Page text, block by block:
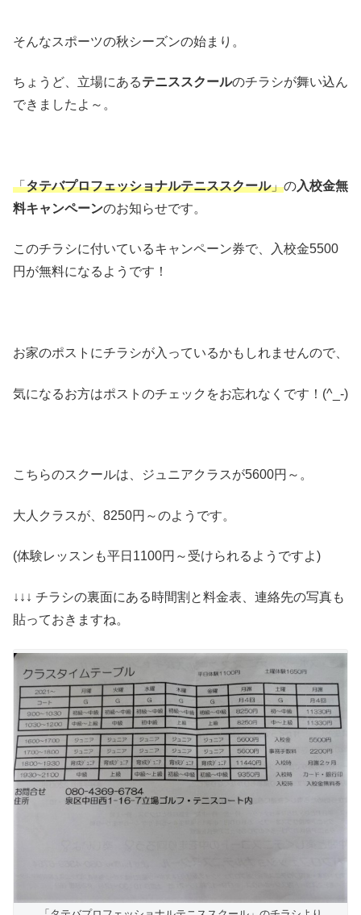
そんなスポーツの秋シーズンの始まり。
ちょうど、立場にあるテニススクールのチラシが舞い込ん
できましたよ～。
「タテバプロフェッショナルテニススクール」の入校金無
料キャンペーンのお知らせです。
このチラシに付いているキャンペーン券で、入校金5500
円が無料になるようです！
お家のポストにチラシが入っているかもしれませんので、
気になるお方はポストのチェックをお忘れなくです！(^_-)
こちらのスクールは、ジュニアクラスが5600円～。
大人クラスが、8250円～のようです。
(体験レッスンも平日1100円～受けられるようですよ)
↓↓↓ チラシの裏面にある時間割と料金表、連絡先の写真も
貼っておきますね。